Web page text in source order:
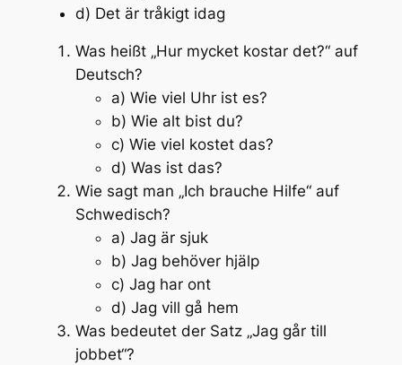
d) Det är tråkigt idag
Was heißt „Hur mycket kostar det?“ auf
Deutsch?
a) Wie viel Uhr ist es?
b) Wie alt bist du?
c) Wie viel kostet das?
d) Was ist das?
Wie sagt man „Ich brauche Hilfe“ auf
Schwedisch?
a) Jag är sjuk
b) Jag behöver hjälp
c) Jag har ont
d) Jag vill gå hem
Was bedeutet der Satz „Jag går till
jobbet“?